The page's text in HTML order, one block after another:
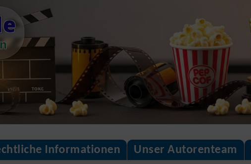
Informationen Unser Autorenteam